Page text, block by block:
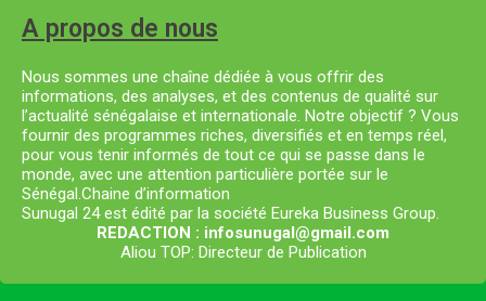
A propos de nous
Nous sommes une chaîne dédiée à vous offrir des
informations, des analyses, et des contenus de qualité sur
l’actualité sénégalaise et internationale. Notre objectif ? Vous
fournir des programmes riches, diversifiés et en temps réel,
pour vous tenir informés de tout ce qui se passe dans le
monde, avec une attention particulière portée sur le
Sénégal.Chaine d’information
Sunugal 24 est édité par la société Eureka Business Group.
REDACTION : infosunugal@gmail.com
Aliou TOP: Directeur de Publication